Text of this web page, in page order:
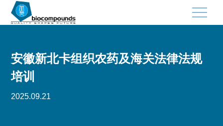
首页
安徽新北卡组织农药及海关法律法规
培训
2025.09.21